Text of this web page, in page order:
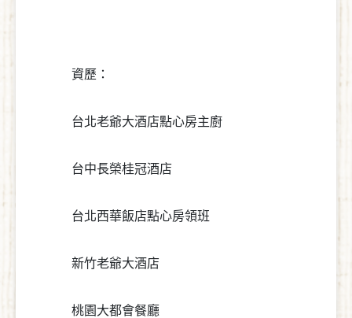
資歷：
台北老爺大酒店點心房主廚
台中長榮桂冠酒店
台北西華飯店點心房領班
新竹老爺大酒店
桃園大都會餐廳